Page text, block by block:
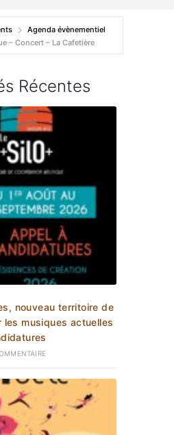
Agenda évènementiel
– Concert – La Cafetière
Récentes
nouveau territoire de
les musiques actuelles